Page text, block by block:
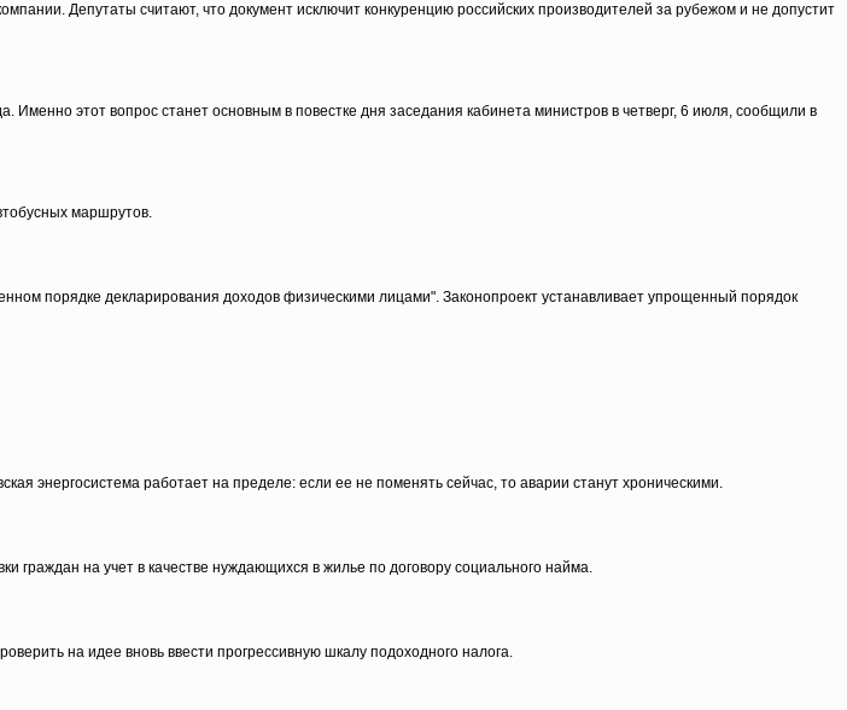
Депутаты считают, что документ исключит конкуренцию российских производителей за рубежом и не допустит
этот вопрос станет основным в повестке дня заседания кабинета министров в четверг, 6 июля, сообщили в
маршрутов.
порядке декларирования доходов физическими лицами". Законопроект устанавливает упрощенный порядок
энергосистема работает на пределе: если ее не поменять сейчас, то аварии станут хроническими.
граждан на учет в качестве нуждающихся в жилье по договору социального найма.
на идее вновь ввести прогрессивную шкалу подоходного налога.